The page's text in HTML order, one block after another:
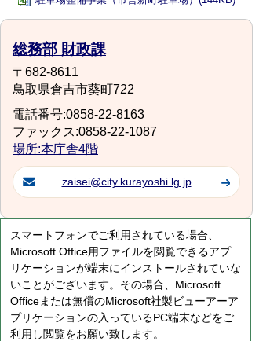
総務部 財政課
〒682-8611
鳥取県倉吉市葵町722
電話番号:0858-22-8163
ファックス:0858-22-1087
場所:本庁舎4階
zaisei@city.kurayoshi.lg.jp
スマートフォンでご利用されている場合、
Microsoft Office用ファイルを閲覧できるアプ
リケーションが端末にインストールされていな
いことがございます。その場合、Microsoft
Officeまたは無償のMicrosoft社製ビューアーア
プリケーションの入っているPC端末などをご
利用し閲覧をお願い致します。